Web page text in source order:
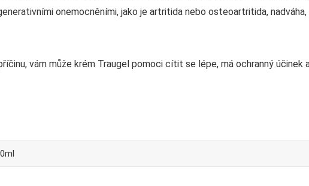
onemocněními, jako je artritida nebo osteoartritida, nadváha,
vám může krém Traugel pomoci cítit se lépe, má ochranný účinek